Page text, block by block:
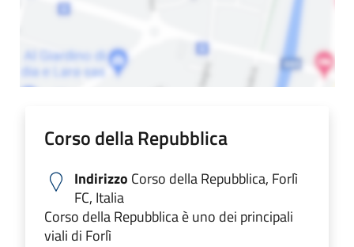
Corso della Repubblica
Indirizzo Corso della Repubblica, Forlì
FC, Italia
Corso della Repubblica è uno dei principali
viali di Forlì